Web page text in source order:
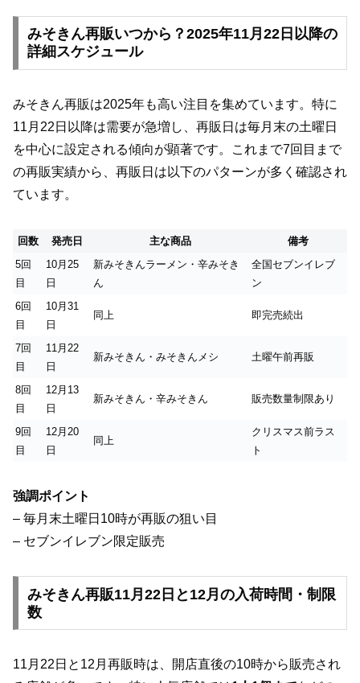
みそきん再販いつから？2025年11月22日以降の
詳細スケジュール
みそきん再販は2025年も高い注目を集めています。特に
11月22日以降は需要が急増し、再販日は毎月末の土曜日
を中心に設定される傾向が顕著です。これまで7回目まで
の再販実績から、再販日は以下のパターンが多く確認され
ています。
回数 発売日 主な商品
備考
5回
目
10月25
日
新みそきんラーメン・辛みそき
ん
全国セブンイレブ
ン
6回
目
10月31
日
同上 即完売続出
7回
目
11月22
日
新みそきん・みそきんメシ 土曜午前再販
8回
目
12月13
日
新みそきん・辛みそきん 販売数量制限あり
9回
目
12月20
日
同上
クリスマス前ラス
ト
強調ポイント
– 毎月末土曜日10時が再販の狙い目
– セブンイレブン限定販売
みそきん再販11月22日と12月の入荷時間・制限
数
11月22日と12月再販時は、開店直後の10時から販売され